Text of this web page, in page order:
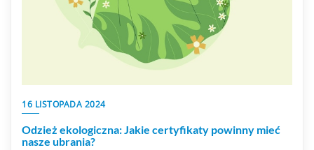
16 LISTOPADA 2024
Odzież ekologiczna: Jakie certyfikaty powinny mieć
nasze ubrania?